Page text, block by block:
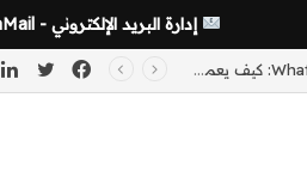
إدارة البريد الإلكتروني - UltraMail
نظام الإحالات في Whats360: كيف يعمل برنامج التسويق بالعمولة وآلية التتبع والعمولات خطوة بخطوة تويتر
فيسبوك